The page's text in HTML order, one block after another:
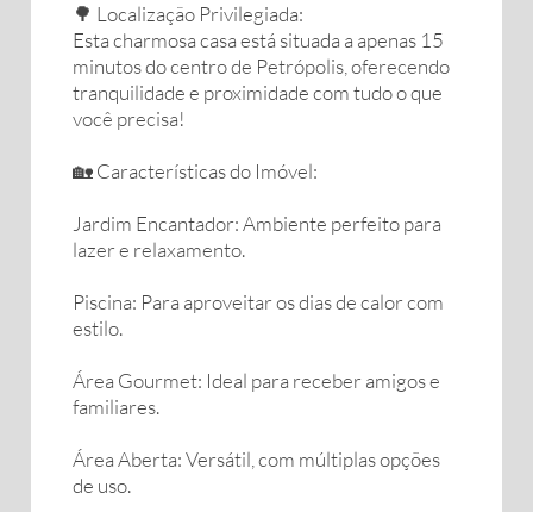
🌳 Localização Privilegiada:
Esta charmosa casa está situada a apenas 15
minutos do centro de Petrópolis, oferecendo
tranquilidade e proximidade com tudo o que
você precisa!
🏡 Características do Imóvel:
Jardim Encantador: Ambiente perfeito para
lazer e relaxamento.
Piscina: Para aproveitar os dias de calor com
estilo.
Área Gourmet: Ideal para receber amigos e
familiares.
Área Aberta: Versátil, com múltiplas opções
de uso.